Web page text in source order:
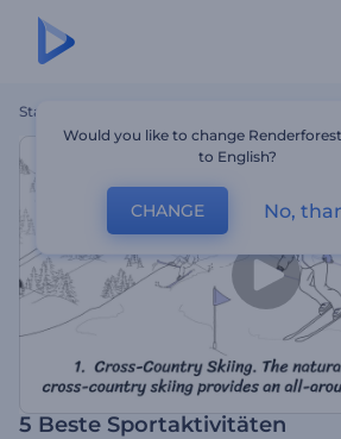
Startseite
5 Beste Sportaktivitäten
Would you like to change
to English?
CHANGE No,